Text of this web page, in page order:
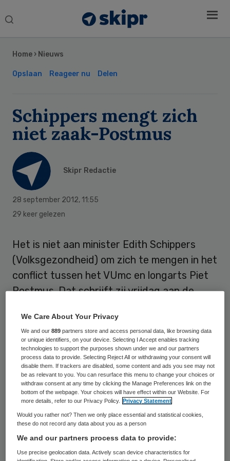
Search
Home › Nieuws
Opslaan Reageer nu Delen
Schippers mengt zich
niet zaak-Postmus
Skipr Redactie
28 september 2012, 11:55
29 keer gelezen
Het is niet aan minister Edith Schippers
(Volksgezondheid) om zich te mengen in het
conflict tussen het VUmc en longarts Piet
Postmus. Dat schrijft zij vrijdag aan de
GroenLinks had vragen gesteld over
Postmus, die eind augustus door het
ziekenhuisop non-actiefwerd gezet omdat
zijn positie onhoudbaar was.
Arbeidsrechtelijk
Volgens Schippers gaat het om een
arbeidsrechtelijke zaak, waarvan haar de
Sidebar
We Care About Your Privacy
We and our889 partners store and access personal data, like browsing data
or unique identifiers, on your device. Selecting I Accept enables tracking
technologies to support the purposes shown under we and our partners
process data to provide. Selecting Reject All or withdrawing your consent will
disable them. If trackers are disabled, some content and ads you see may not
be as relevant to you. You can resurface this menu to change your choices or
withdraw consent at any time by clicking the Manage Preferences link on the
bottom of the webpage. Your choices will have effect within our Website. For
more details, refer to our Privacy Policy.
Privacy Statement
Would you rather not? Then we only place essential and statistical cookies,
these do not record any data about you as a person
We and our partners process data to provide:
Use precise geolocation data. Actively scan device characteristics for